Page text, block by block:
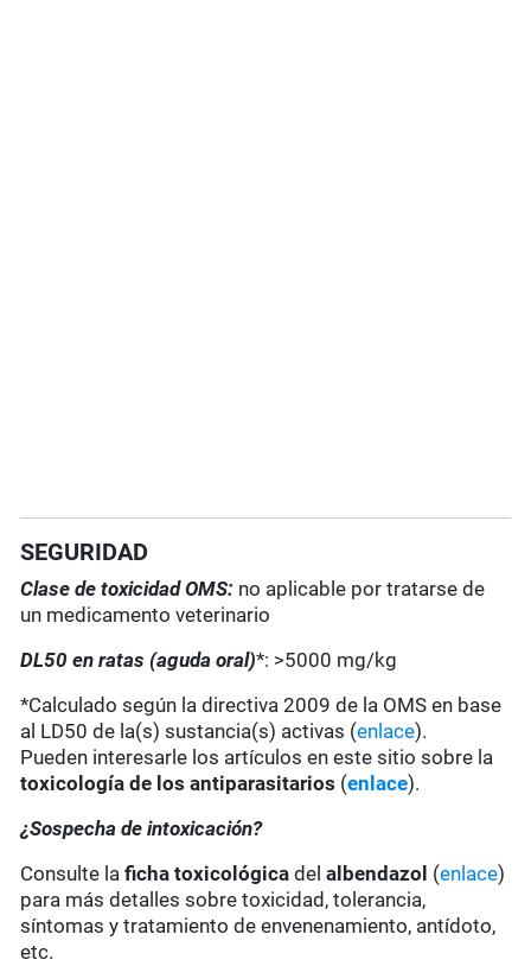
SEGURIDAD
Clase de toxicidad OMS: no aplicable por tratarse de
un medicamento veterinario
DL50 en ratas (aguda oral)*: >5000 mg/kg
*Calculado según la directiva 2009 de la OMS en base
al LD50 de la(s) sustancia(s) activas (enlace).
Pueden interesarle los artículos en este sitio sobre la
toxicología de los antiparasitarios (enlace).
¿Sospecha de intoxicación?
Consulte laficha toxicológica delalbendazol (enlace)
para más detalles sobre toxicidad, tolerancia,
síntomas y tratamiento de envenenamiento, antídoto,
etc.